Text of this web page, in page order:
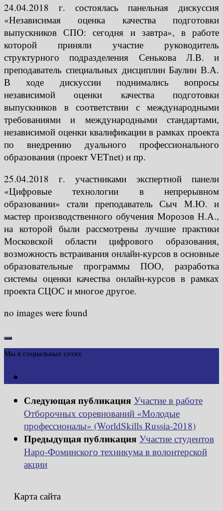
24.04.2018 г. состоялась панельная дискуссия
«Независимая оценка качества подготовки
выпускников СПО: сегодня и завтра», в работе
которой приняли участие руководитель
структурного подразделения Сенькова Л.В. и
преподаватель специальных дисциплин Баулин В.А.
В ходе дискуссии поднимались вопросы
независимой оценки качества подготовки
выпускников в соответствии с международными
требованиями и международными стандартами,
независимой оценки квалификации в рамках проекта
по внедрению дуального профессионального
образования (проект VETnet) и пр.
25.04.2018 г. участниками экспертной панели
«Цифровые технологии в непрерывном
образовании» стали преподаватель Сыч М.Ю. и
мастер производственного обучения Морозов Н.А.,
на которой были рассмотрены лучшие практики
Московской области цифрового образования,
возможность встраивания онлайн-курсов в основные
образовательные программы ПОО, разработка
системы оценки качества онлайн-курсов в рамках
проекта СЦОС и многое другое.
no images were found
Мы в социальных сетях
Следующая публикация Участие в работе
Отборочных соревнований «Молодые
профессионалы» (WorldSkills Russia-2018)
Предыдущая публикация Участие студентов
Наро-Фоминского техникума в волонтерской
акции
Карта сайта